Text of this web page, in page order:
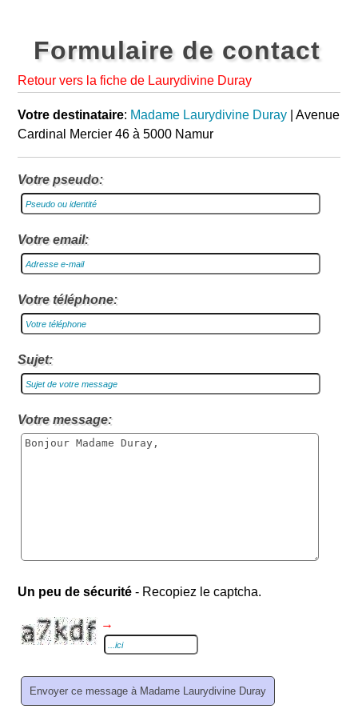
Formulaire de contact
Retour vers la fiche de Laurydivine Duray
Votre destinataire: Madame Laurydivine Duray | Avenue
Cardinal Mercier 46 à 5000 Namur
Votre pseudo:
Votre email:
Votre téléphone:
Sujet:
Votre message:
Un peu de sécurité - Recopiez le captcha.
→